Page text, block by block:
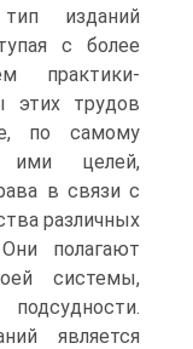
изданий
с более
практики-
этих трудов
по самому
ими целей,
в связи с
различных
полагают
системы,
является